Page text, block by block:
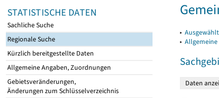
STATISTISCHE DATEN
Sachliche Suche
Regionale Suche
Kürzlich bereitgestellte Daten
Allgemeine Angaben, Zuordnungen
Gebietsveränderungen,
Änderungen zum Schlüsselverzeichnis
▸
▸